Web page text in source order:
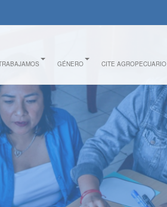
GÉNERO CITE AGROPECUARIO